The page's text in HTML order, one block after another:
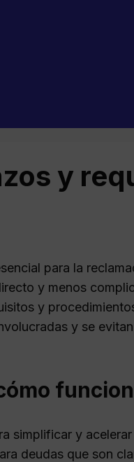
y
para la
y menos
y
y se
simplificar y
deudas que son